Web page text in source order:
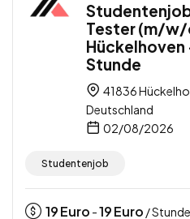
Tester (m/
Hückelhoven
Stunde
41836
Deutschland
02/08/2026
Studentenjob
19Euro -19Euro / Stunde